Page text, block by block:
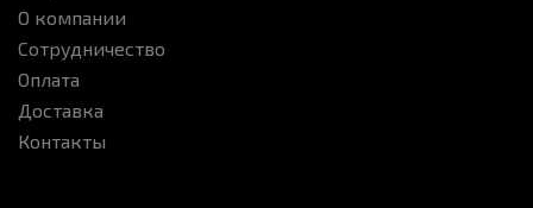
О компании
Сотрудничество
Оплата
Доставка
Контакты